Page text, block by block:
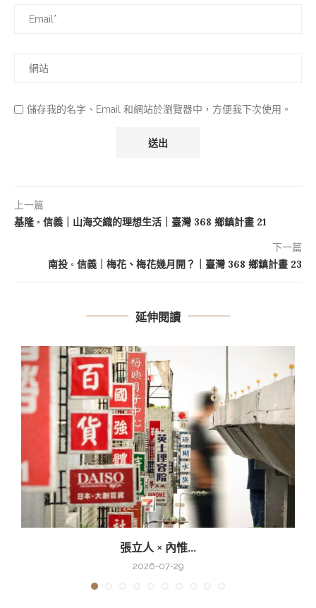
儲存我的名字、Email 和網站於瀏覽器中，方便我下次使用。
上一篇
基隆 ◦ 信義｜山海交織的理想生活｜臺灣 368 鄉鎮計畫 21
下一篇
南投 ◦ 信義｜梅花、梅花幾月開？｜臺灣 368 鄉鎮計畫 23
延伸閱讀
張立人 × 內惟...
2026-07-29